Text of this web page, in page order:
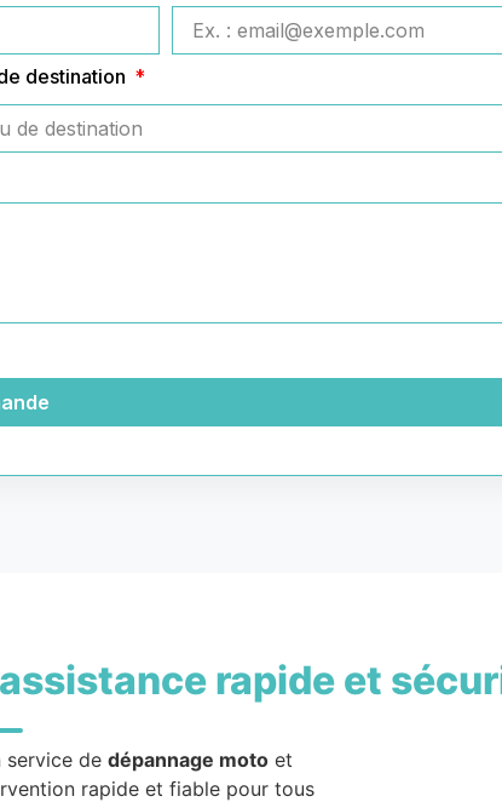
destination
rapide et
de dépannage motoet
rapide et fiable pour tous